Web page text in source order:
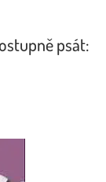
psát: